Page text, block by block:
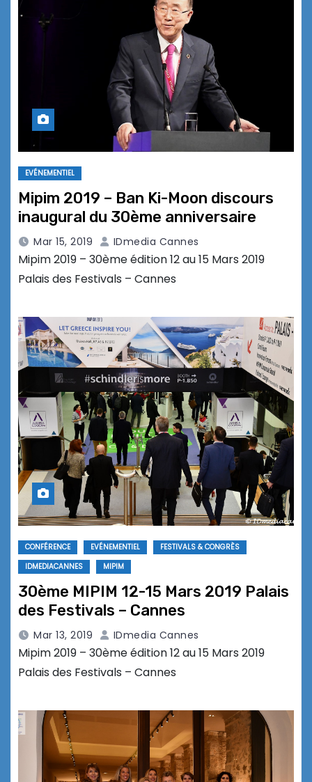
EVÉNEMENTIEL
Mipim 2019 – Ban Ki-Moon discours
inaugural du 30ème anniversaire
Mar 15, 2019 IDmedia Cannes
Mipim 2019 – 30ème édition 12 au 15 Mars 2019
Palais des Festivals – Cannes
CONFÉRENCE EVÉNEMENTIEL
FESTIVALS & CONGRÈS
IDMEDIACANNES
MIPIM
30ème MIPIM 12-15 Mars 2019 Palais
des Festivals – Cannes
Mar 13, 2019 IDmedia Cannes
Mipim 2019 – 30ème édition 12 au 15 Mars 2019
Palais des Festivals – Cannes